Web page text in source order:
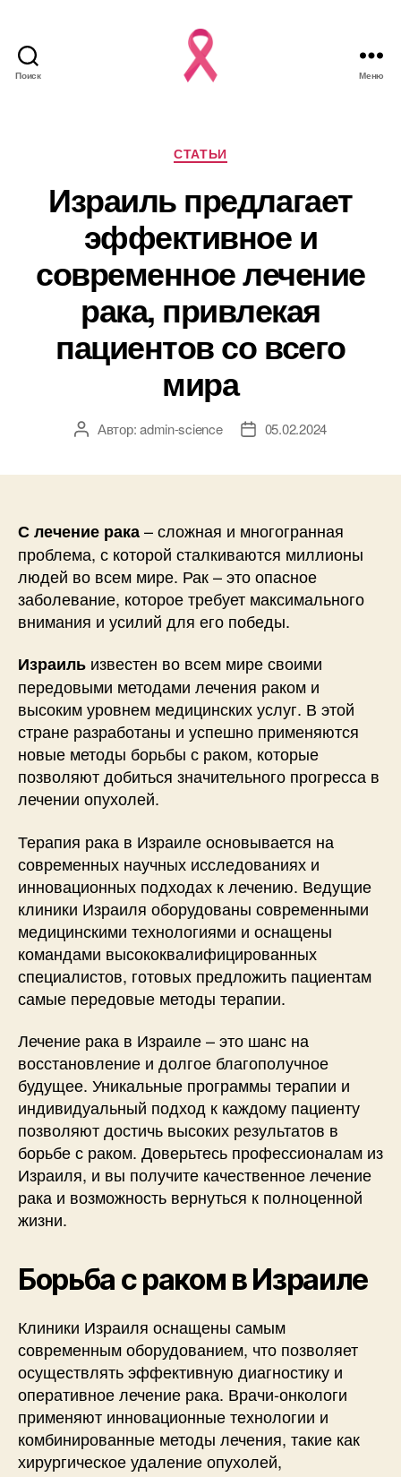
Поиск Меню
Рубрики
СТАТЬИ
Израиль предлагает
эффективное и
современное лечение
рака, привлекая
пациентов со всего
мира
АвторАвтор:admin-science
Дата05.02.2024
С лечение рака– сложная и многогранная
проблема, с которой сталкиваются миллионы
людей во всем мире. Рак – это опасное
заболевание, которое требует максимального
внимания и усилий для его победы.
Израиль известен во всем мире своими
передовыми методами лечения раком и
высоким уровнем медицинских услуг. В этой
стране разработаны и успешно применяются
новые методы борьбы с раком, которые
позволяют добиться значительного прогресса в
лечении опухолей.
Терапия рака в Израиле основывается на
современных научных исследованиях и
инновационных подходах к лечению. Ведущие
клиники Израиля оборудованы современными
медицинскими технологиями и оснащены
командами высококвалифицированных
специалистов, готовых предложить пациентам
самые передовые методы терапии.
Лечение рака в Израиле – это шанс на
восстановление и долгое благополучное
будущее. Уникальные программы терапии и
индивидуальный подход к каждому пациенту
позволяют достичь высоких результатов в
борьбе с раком. Доверьтесь профессионалам из
Израиля, и вы получите качественное лечение
рака и возможность вернуться к полноценной
жизни.
Борьба с раком в Израиле
Клиники Израиля оснащены самым
современным оборудованием, что позволяет
осуществлять эффективную диагностику и
оперативное лечение рака. Врачи-онкологи
применяют инновационные технологии и
комбинированные методы лечения, такие как
хирургическое удаление опухолей,